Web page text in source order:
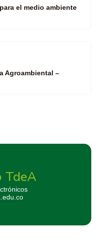
el medio ambiente
Agroambiental –
TdeA